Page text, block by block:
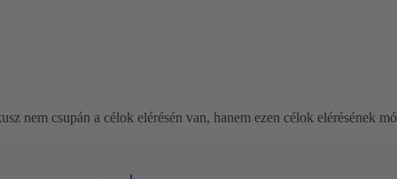
nem csupán a célok elérésén van, hanem ezen célok elérésének